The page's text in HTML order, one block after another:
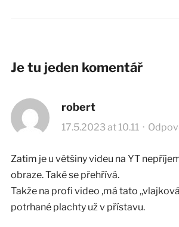
Je tu jeden komentář
robert
17.5.2023 at 10.11·
Zatim je u většiny videu na YT
obraze. Také se přehřívá.
Takže na profi video ,má tato
potrhané plachty už v přístavu.